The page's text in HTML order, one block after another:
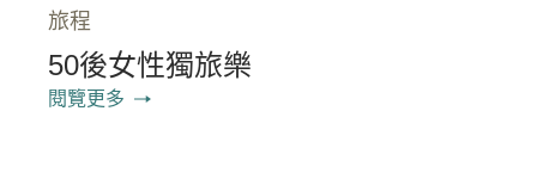
旅程
50後女性獨旅樂
閱覽更多